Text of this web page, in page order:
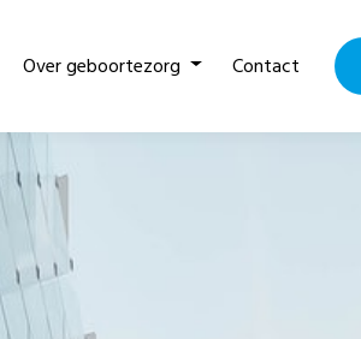
Over geboortezorg Contact